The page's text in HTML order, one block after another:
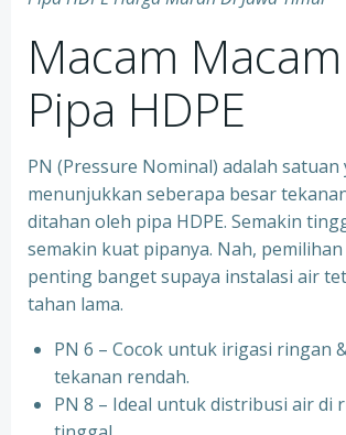
Macam
Pipa HDPE
PN (Pressure Nominal) adalah satuan
menunjukkan seberapa besar
ditahan oleh pipa HDPE. Semakin
semakin kuat pipanya. Nah,
penting banget supaya instalasi air
tahan lama.
PN 6 – Cocok untuk irigasi ringan
tekanan rendah.
PN 8 – Ideal untuk distribusi air di